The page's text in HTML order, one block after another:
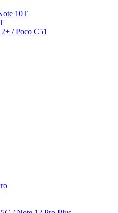
10T
/ Poco C51